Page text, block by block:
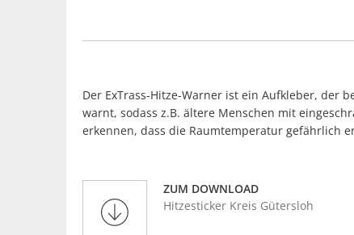
Der ExTrass-Hitze-Warner ist ein Aufkleber, der
warnt, sodass z.B. ältere Menschen mit
erkennen, dass die Raumtemperatur gefährlich
ZUM DOWNLOAD
Hitzesticker Kreis Gütersloh